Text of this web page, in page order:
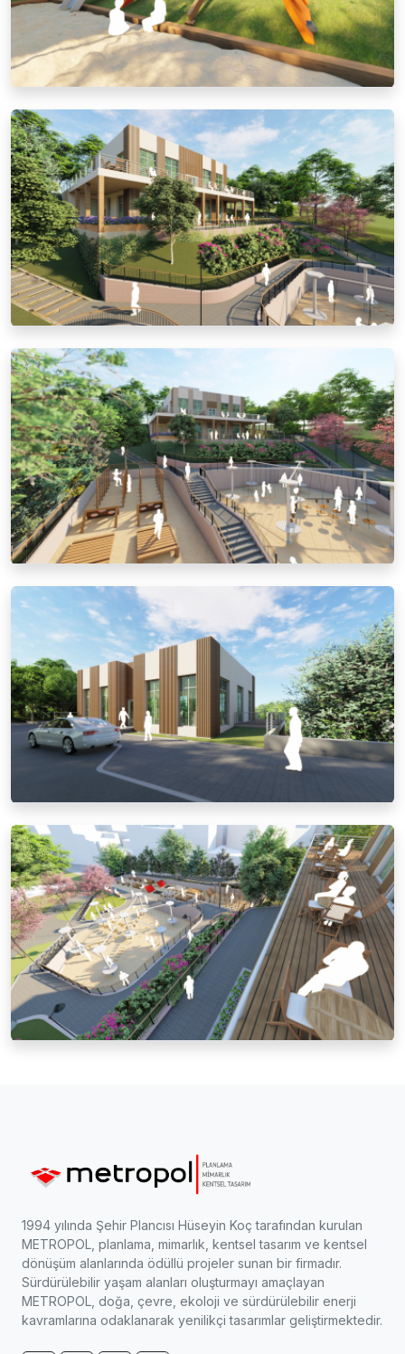
1994 yılında Şehir Plancısı Hüseyin Koç tarafından kurulan
METROPOL, planlama, mimarlık, kentsel tasarım ve kentsel
dönüşüm alanlarında ödüllü projeler sunan bir firmadır.
Sürdürülebilir yaşam alanları oluşturmayı amaçlayan
METROPOL, doğa, çevre, ekoloji ve sürdürülebilir enerji
kavramlarına odaklanarak yenilikçi tasarımlar geliştirmektedir.